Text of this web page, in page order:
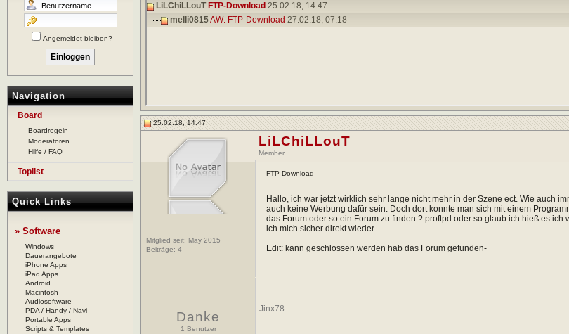
Angemeldet bleiben?
Navigation
Board
Boardregeln
Moderatoren
Hilfe / FAQ
Toplist
Quick Links
» Software
Windows
Dauerangebote
iPhone Apps
iPad Apps
Android
Macintosh
Audiosoftware
PDA / Handy / Navi
Portable Apps
Scripts & Templates
LiLChiLLouT FTP-Download 25.02.18, 14:47
melli0815AW: FTP-Download 27.02.18, 07:18
25.02.18, 14:47
Mitglied seit: May 2015
Beiträge: 4
LiLChiLLouT
Member
FTP-Download
Hallo, ich war jetzt wirklich sehr lange nicht mehr in der Szene ect. Wie auch
auch keine Werbung dafür sein. Doch dort konnte man sich mit einem
das Forum oder so ein Forum zu finden ? proftpd oder so glaub ich hieß es
ich mich sicher direkt wieder.
Edit: kann geschlossen werden hab das Forum gefunden-
Danke
1 Benutzer
Jinx78